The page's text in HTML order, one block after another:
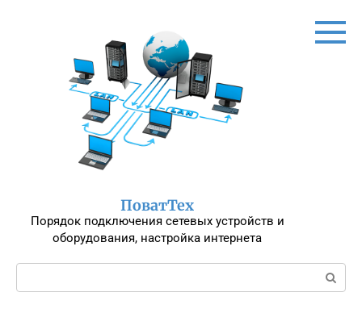
ПоватТех
Порядок подключения сетевых устройств и
оборудования, настройка интернета
Поиск: